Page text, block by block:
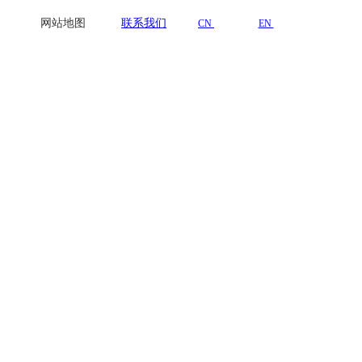
网站地图 联系我们 CN EN